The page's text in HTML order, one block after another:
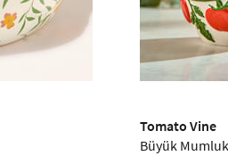
Tomato Vine
Büyük Mumluk